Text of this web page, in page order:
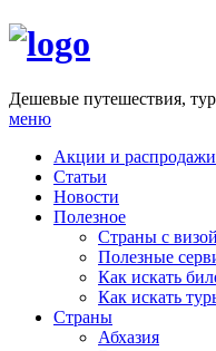
Дешевые путешествия,
меню
Акции и распродажи
Статьи
Новости
Полезное
Cтраны с
Полезные
Как искать
Как искать
Страны
Абхазия